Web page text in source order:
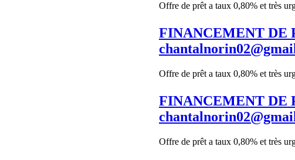
Offre de prêt a taux 0,80% et très
FINANCEMENT DE
Offre de prêt a taux 0,80% et très
FINANCEMENT DE
Offre de prêt a taux 0,80% et très